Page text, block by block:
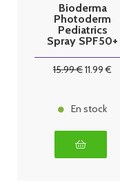
Bioderma
Photoderm
Pediatrics
Spray SPF50+
15.99€11.99 €
En stock